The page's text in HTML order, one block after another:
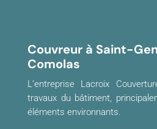
Couvreur à Saint-
Comolas
L’entreprise Lacroix
travaux du bâtiment,
éléments environnants.